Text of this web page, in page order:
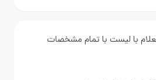
با تمام مشخصات